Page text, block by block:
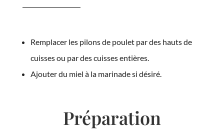
Remplacer les pilons de poulet par des hauts de
cuisses ou par des cuisses entières.
Ajouter du miel à la marinade si désiré.
Préparation